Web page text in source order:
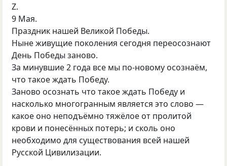
Z.
9 Мая.
Праздник нашей Великой Победы.
Ныне живущие поколения сегодня переосознают
День Победы заново.
За минувшие 2 года все мы по-новому осознаём,
что такое ждать Победу.
Заново осознать что такое ждать Победу и
насколько многогранным является это слово —
какое оно неподъёмно тяжёлое от пролитой
крови и понесённых потерь; и сколь оно
необходимо для существования всей нашей
Русской Цивилизации.